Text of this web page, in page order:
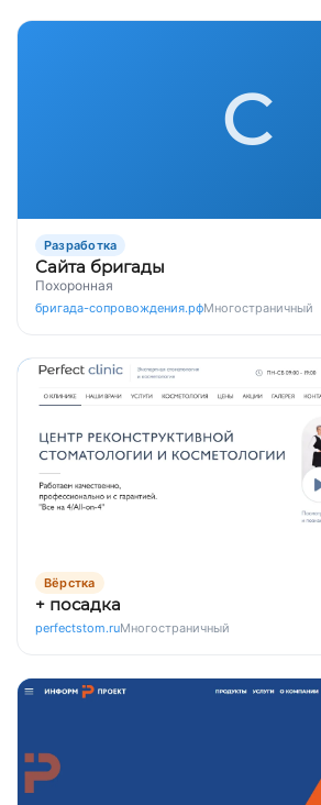
С
Разработка
Сайта бригады
Похоронная
бригада-сопровождения.рфМногостраничный
Вёрстка
+ посадка
perfectstom.ruМногостраничный